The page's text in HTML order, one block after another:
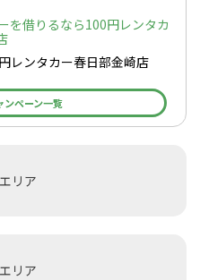
を借りるなら100円レンタカ
レンタカー春日部金崎店
ンペーン一覧
リア
リア